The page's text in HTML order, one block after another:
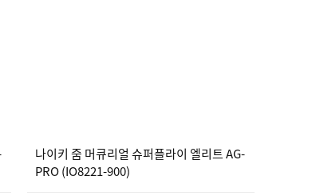
나이키 줌 머큐리얼 슈퍼플라이 엘리트 AG-
PRO (IO8221-900)